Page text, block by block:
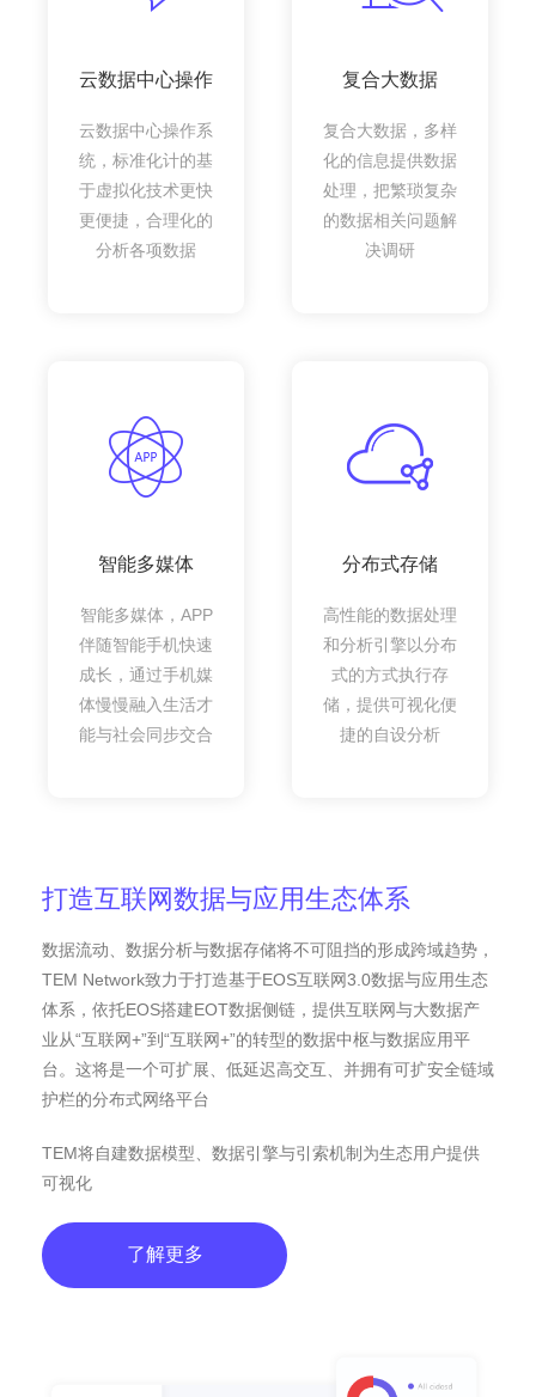
云数据中心操作
云数据中心操作系
统，标准化计的基
于虚拟化技术更快
更便捷，合理化的
分析各项数据
复合大数据
复合大数据，多样
化的信息提供数据
处理，把繁琐复杂
的数据相关问题解
决调研
智能多媒体
智能多媒体，APP
伴随智能手机快速
成长，通过手机媒
体慢慢融入生活才
能与社会同步交合
分布式存储
高性能的数据处理
和分析引擎以分布
式的方式执行存
储，提供可视化便
捷的自设分析
打造互联网数据与应用生态体系
数据流动、数据分析与数据存储将不可阻挡的形成跨域趋势，
TEM Network致力于打造基于EOS互联网3.0数据与应用生态
体系，依托EOS搭建EOT数据侧链，提供互联网与大数据产
业从“互联网+”到“互联网+”的转型的数据中枢与数据应用平
台。这将是一个可扩展、低延迟高交互、并拥有可扩安全链域
护栏的分布式网络平台
TEM将自建数据模型、数据引擎与引索机制为生态用户提供
可视化
了解更多